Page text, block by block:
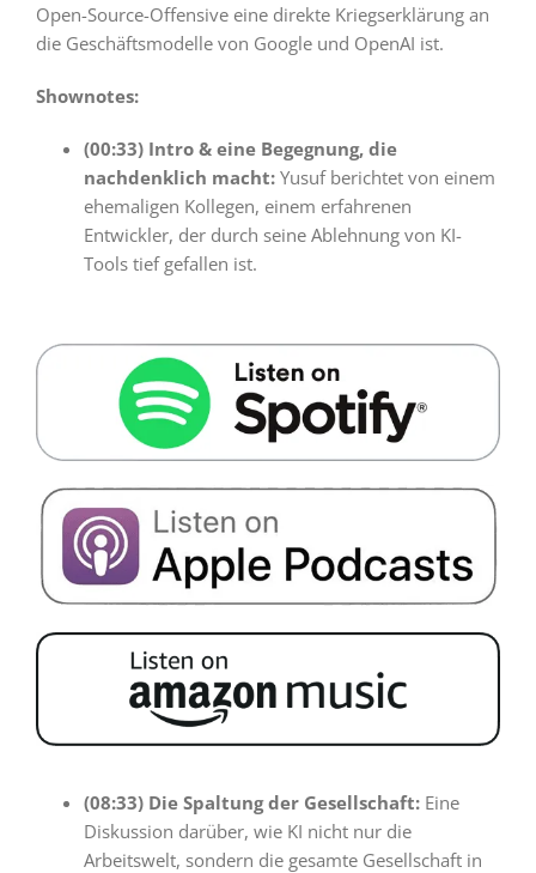
Open-Source-Offensive eine direkte Kriegserklärung an
die Geschäftsmodelle von Google und OpenAI ist.
Shownotes:
(00:33) Intro & eine Begegnung, die
nachdenklich macht:Yusuf berichtet von einem
ehemaligen Kollegen, einem erfahrenen
Entwickler, der durch seine Ablehnung von KI-
Tools tief gefallen ist.
(08:33) Die Spaltung der Gesellschaft:Eine
Diskussion darüber, wie KI nicht nur die
Arbeitswelt, sondern die gesamte Gesellschaft in